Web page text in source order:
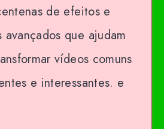
de efeitos e
avançados que ajudam
vídeos comuns
e interessantes. e